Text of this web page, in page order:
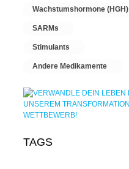
Wachstumshormone (HGH)
SARMs
Stimulants
Andere Medikamente
TAGS